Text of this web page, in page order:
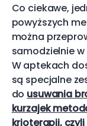
Co ciekawe,
powyższych
można
samodzielnie
W aptekach
są specjalne
do usuwania
kurzajek
krioterapii, czyli